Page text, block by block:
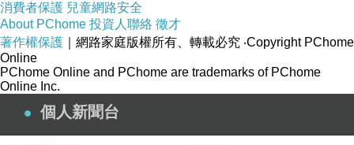
2011-06-21 16:46:53
消費者保護 兒童網路安全
About PChome 投資人聯絡 徵才
著作權保護 ｜網路家庭版權所有、轉載必究 ‧Copyright PChome
Online
PChome Online and PChome are trademarks of PChome
Online Inc.
個人新聞台